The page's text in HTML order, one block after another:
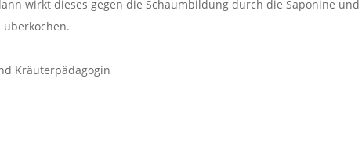
wirkt dieses gegen die Schaumbildung durch die Saponine und
Kräuterpädagogin